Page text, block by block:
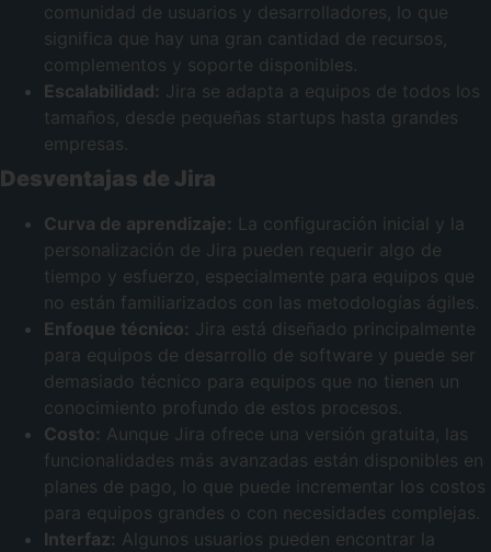
comunidad de usuarios y desarrolladores, lo que
significa que hay una gran cantidad de recursos,
complementos y soporte disponibles.
Escalabilidad: Jira se adapta a equipos de todos los
tamaños, desde pequeñas startups hasta grandes
empresas.
Desventajas de Jira
Curva de aprendizaje: La configuración inicial y la
personalización de Jira pueden requerir algo de
tiempo y esfuerzo, especialmente para equipos que
no están familiarizados con las metodologías ágiles.
Enfoque técnico: Jira está diseñado principalmente
para equipos de desarrollo de software y puede ser
demasiado técnico para equipos que no tienen un
conocimiento profundo de estos procesos.
Costo: Aunque Jira ofrece una versión gratuita, las
funcionalidades más avanzadas están disponibles en
planes de pago, lo que puede incrementar los costos
para equipos grandes o con necesidades complejas.
Interfaz: Algunos usuarios pueden encontrar la